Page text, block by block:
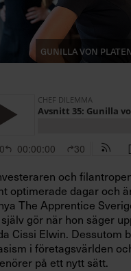
Logga in
Prenumerera
Gunilla von
och
optimerade dagar och
The Apprentice
gör när hon säger
Cissi Elwin. Dessutom
i företagsvärlden
på ett nytt sätt.